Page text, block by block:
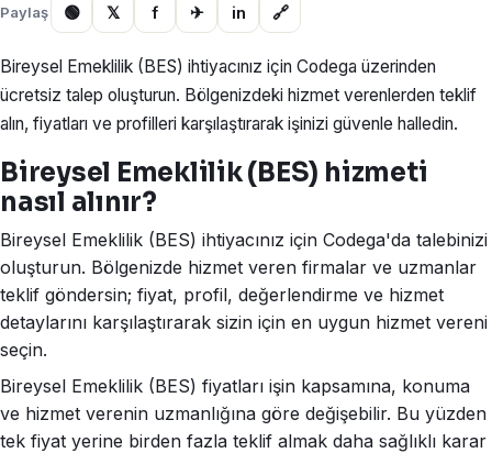
Paylaş 🟢 𝕏 f ✈ in 🔗
Bireysel Emeklilik (BES) ihtiyacınız için Codega üzerinden
ücretsiz talep oluşturun. Bölgenizdeki hizmet verenlerden teklif
alın, fiyatları ve profilleri karşılaştırarak işinizi güvenle halledin.
Bireysel Emeklilik (BES) hizmeti
nasıl alınır?
Bireysel Emeklilik (BES) ihtiyacınız için Codega'da talebinizi
oluşturun. Bölgenizde hizmet veren firmalar ve uzmanlar
teklif göndersin; fiyat, profil, değerlendirme ve hizmet
detaylarını karşılaştırarak sizin için en uygun hizmet vereni
seçin.
Bireysel Emeklilik (BES) fiyatları işin kapsamına, konuma
ve hizmet verenin uzmanlığına göre değişebilir. Bu yüzden
tek fiyat yerine birden fazla teklif almak daha sağlıklı karar